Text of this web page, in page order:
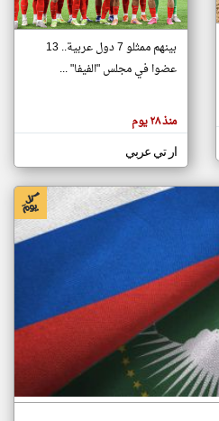
تغيير الدولة
اخبار جزر القمر على مدار الساعة
أهم اخبار جزر القمر العاجلة والمباشرة
بينهم ممثلو 7 دول عربية.. 13
عضوا في مجلس "الفيفا" ...
منذ ٢٨ يوم
ار تي عربي
klyoum.com